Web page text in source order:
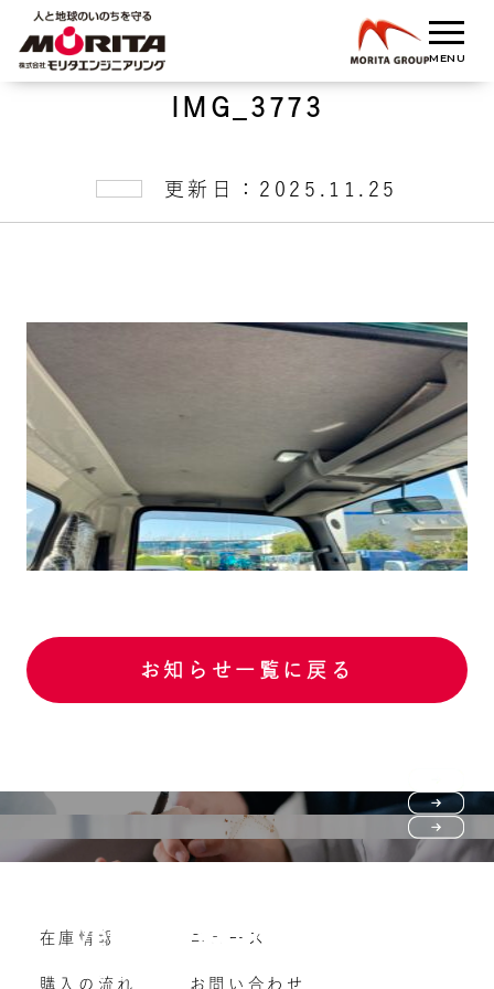
IMG_3773
更新日：2025.11.25
お知らせ一覧に戻る
購入の流れ
よくいただくご質問
Vehicle purchase
車両買い取り
在庫情報
購入の流れ
ニュース
お問い合わせ